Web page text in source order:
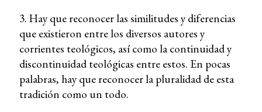
3. Hay que reconocer las similitudes y diferencias
que existieron entre los diversos autores y
corrientes teológicos, así como la continuidad y
discontinuidad teológicas entre estos. En pocas
palabras, hay que reconocer la pluralidad de esta
tradición como un todo.